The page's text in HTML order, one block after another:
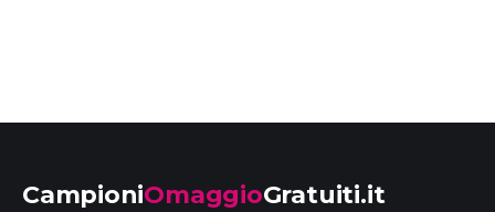
CampioniOmaggioGratuiti.it